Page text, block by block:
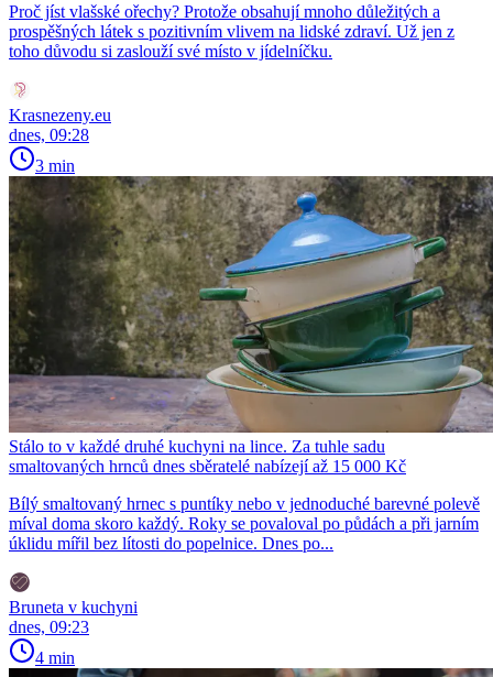
Proč jíst vlašské ořechy? Protože obsahují mnoho důležitých a
prospěšných látek s pozitivním vlivem na lidské zdraví. Už jen z
toho důvodu si zaslouží své místo v jídelníčku.
Krasnezeny.eu
dnes, 09:28
3 min
Stálo to v každé druhé kuchyni na lince. Za tuhle sadu
smaltovaných hrnců dnes sběratelé nabízejí až 15 000 Kč
Bílý smaltovaný hrnec s puntíky nebo v jednoduché barevné polevě
míval doma skoro každý. Roky se povaloval po půdách a při jarním
úklidu mířil bez lítosti do popelnice. Dnes po...
Bruneta v kuchyni
dnes, 09:23
4 min